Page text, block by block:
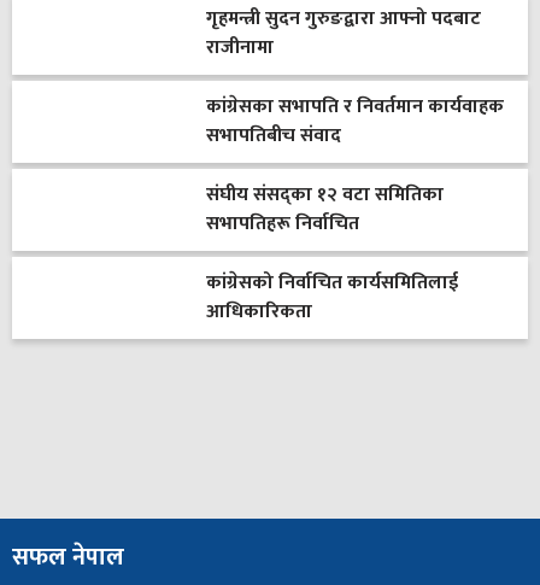
गृहमन्त्री सुदन गुरुङद्वारा आफ्नो पदबाट
राजीनामा
कांग्रेसका सभापति र निवर्तमान कार्यवाहक
सभापतिबीच संवाद
संघीय संसद्का १२ वटा समितिका
सभापतिहरू निर्वाचित
कांग्रेसको निर्वाचित कार्यसमितिलाई
आधिकारिकता
सफल नेपाल